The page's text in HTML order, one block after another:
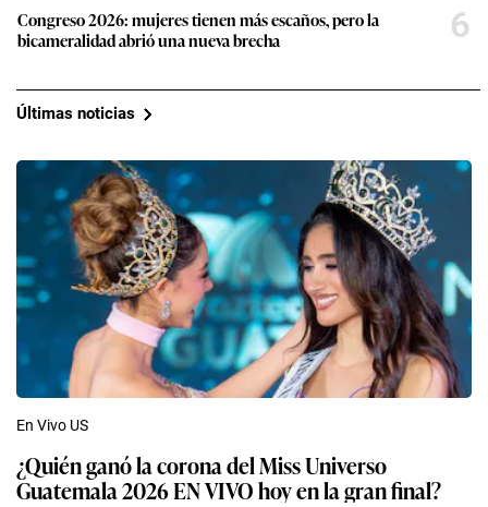
Congreso 2026: mujeres tienen más escaños, pero la
bicameralidad abrió una nueva brecha
6
Últimas noticias
En Vivo US
¿Quién ganó la corona del Miss Universo
Guatemala 2026 EN VIVO hoy en la gran final?